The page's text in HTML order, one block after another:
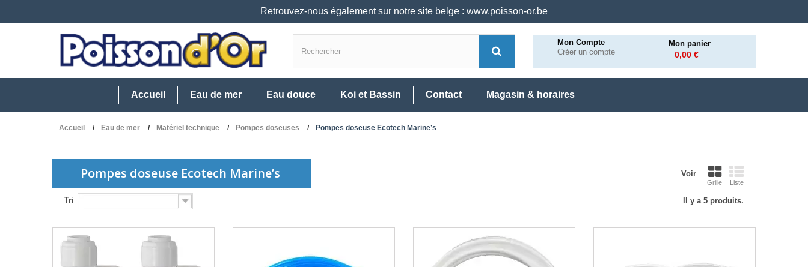
Retrouvez-nous également sur notre site belge : www.poisson-or.be
Mon Compte
Créer un compte
Mon panier
0,00 €
Accueil Eau de mer Eau douce Koi et Bassin Contact Magasin & horaires
Accueil Eau de mer Matériel technique Pompes doseuses Pompes doseuse Ecotech Marine’s
Pompes doseuse Ecotech Marine’s Voir
Grille Liste
Tri -- Il y a 5 produits.